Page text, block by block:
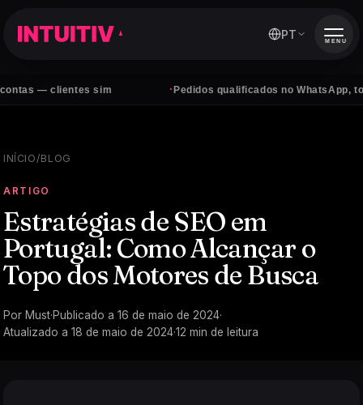
sim Pedidos qualificados no WhatsApp, todos os
PT MENU
INÍCIO/BLOG
ARTIGO
Estratégias de SEO em
Portugal: Como Alcançar o
Topo dos Motores de Busca
Por Must·Publicado a 16 de maio de 2024·
Atualizado a 18 de maio de 2024·12 min de leitura